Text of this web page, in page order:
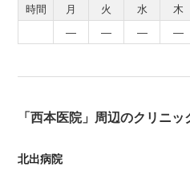
時間 月 火 水 木
―
― ― ―
「西本医院」周辺のクリニ
北出病院